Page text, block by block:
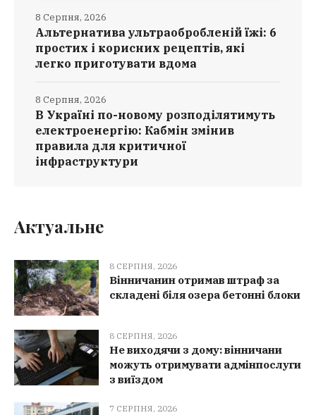
Альтернатива ультраобробленій їжі: 6
простих і корисних рецептів, які
легко приготувати вдома
8 Серпня, 2026
В Україні по-новому розподілятимуть
електроенергію: Кабмін змінив
правила для критичної
інфраструктури
8 Серпня, 2026
Актуальне
8 СЕРПНЯ, 2026
Вінничанин отримав штраф за
складені біля озера бетонні блоки
8 СЕРПНЯ, 2026
Не виходячи з дому: вінничани
можуть отримувати адмінпослуги
з виїздом
7 СЕРПНЯ, 2026